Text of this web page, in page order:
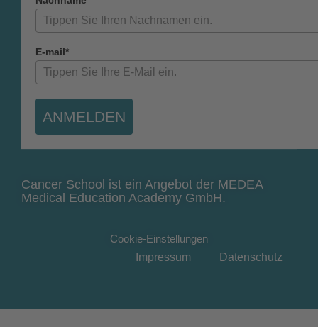
E-mail*
ANMELDEN
Cancer School ist ein Angebot der MEDEA
Medical Education Academy GmbH.
Cookie-Einstellungen
Impressum
Datenschutz